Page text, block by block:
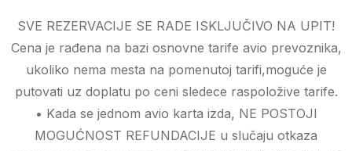
SVE REZERVACIJE SE RADE ISKLJUČIVO NA UPIT!
Cena je rađena na bazi osnovne tarife avio prevoznika,
ukoliko nema mesta na pomenutoj tarifi,moguće je
putovati uz doplatu po ceni sledece raspoložive tarife.
• Kada se jednom avio karta izda, NE POSTOJI
MOGUĆNOST REFUNDACIJE u slučaju otkaza